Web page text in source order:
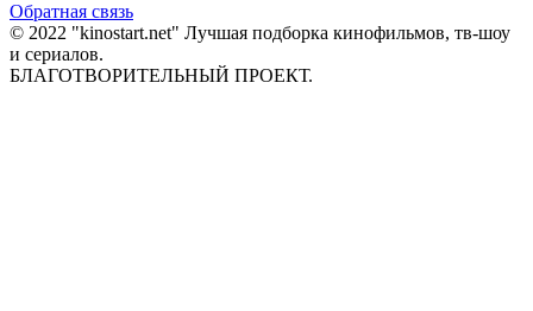
Обратная связь
© 2022 "kinostart.net" Лучшая подборка кинофильмов, тв-шоу
и сериалов.
БЛАГОТВОРИТЕЛЬНЫЙ ПРОЕКТ.